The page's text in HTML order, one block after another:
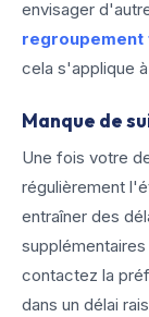
envisager
regroupement
cela s'applique
Manque de
Une fois votre
régulièrement
entraîner des
contactez la
dans un délai